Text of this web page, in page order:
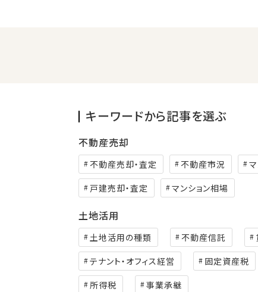
キーワードから記事を選ぶ
不動産売却
不動産売却・査定 不動産市況
戸建売却・査定
マンション相場
土地活用
土地活用の種類 不動産信託
テナント・オフィス経営
固定資産税
所得税
事業承継